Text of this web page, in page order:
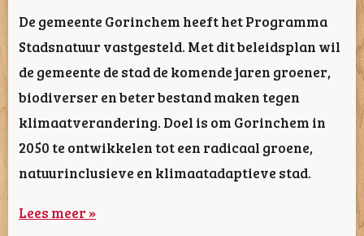
De gemeente Gorinchem heeft het Programma
Stadsnatuur vastgesteld. Met dit beleidsplan wil
de gemeente de stad de komende jaren groener,
biodiverser en beter bestand maken tegen
klimaatverandering. Doel is om Gorinchem in
2050 te ontwikkelen tot een radicaal groene,
natuurinclusieve en klimaatadaptieve stad.
Lees meer »